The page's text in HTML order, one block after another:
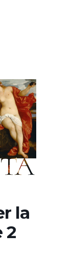
la
2